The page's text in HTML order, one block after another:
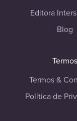
Editora
Blog
Termos
Termos &
Política de